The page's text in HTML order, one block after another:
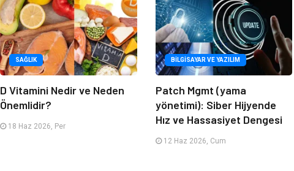
SAĞLIK
D Vitamini Nedir ve Neden
Önemlidir?
18 Haz 2026, Per
BILGISAYAR VE YAZILIM
Patch Mgmt (yama
yönetimi): Siber Hijyende
Hız ve Hassasiyet Dengesi
12 Haz 2026, Cum